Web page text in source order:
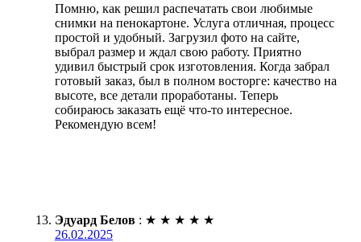
Помню, как решил распечатать свои любимые
снимки на пенокартоне. Услуга отличная, процесс
простой и удобный. Загрузил фото на сайте,
выбрал размер и ждал свою работу. Приятно
удивил быстрый срок изготовления. Когда забрал
готовый заказ, был в полном восторге: качество на
высоте, все детали проработаны. Теперь
собираюсь заказать ещё что-то интересное.
Рекомендую всем!
Эдуард Белов : ★ ★ ★ ★ ★
26.02.2025